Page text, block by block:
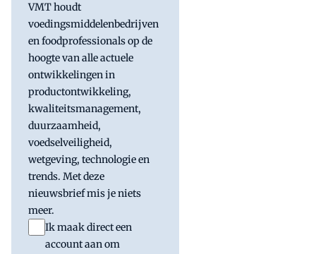
VMT houdt
voedingsmiddelenbedrijven
en foodprofessionals op de
hoogte van alle actuele
ontwikkelingen in
productontwikkeling,
kwaliteitsmanagement,
duurzaamheid,
voedselveiligheid,
wetgeving, technologie en
trends. Met deze
nieuwsbrief mis je niets
meer.
Ik maak direct een
account aan om